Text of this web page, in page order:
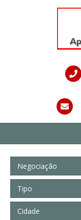
Negociação
Tipo
Cidade
Cidade